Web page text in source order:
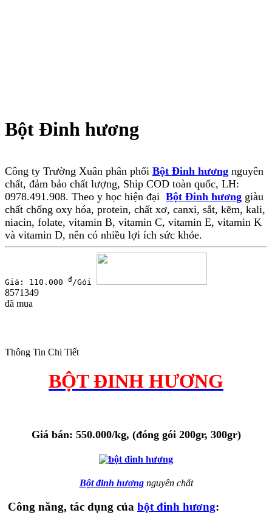
Bột Đinh hương
Công ty Trường Xuân phân phối Bột Đinh hương nguyên
chất, đảm bảo chất lượng, Ship COD toàn quốc, LH:
0978.491.908. Theo y học hiện đại Bột Đinh hương giàu
chất chống oxy hóa, protein, chất xơ, canxi, sắt, kẽm, kali,
niacin, folate, vitamin B, vitamin C, vitamin E, vitamin K
và vitamin D, nên có nhiều lợi ích sức khỏe.
Giá: 110.000 đ/Gói
8571349
đã mua
Thông Tin Chi Tiết
BỘT ĐINH HƯƠNG
Giá bán: 550.000/kg, (đóng gói 200gr, 300gr)
Bột đinh hươngnguyên chất
Công năng, tác dụng của bột đinh hương: